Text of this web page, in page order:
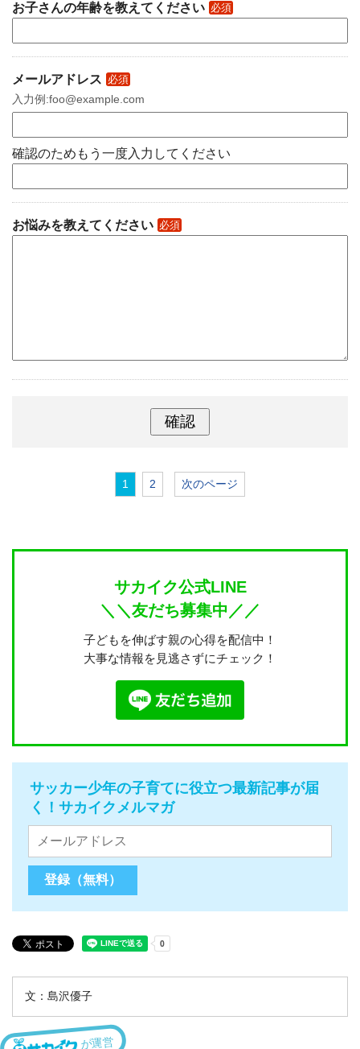
お子さんの年齢を教えてください 必須
メールアドレス 必須
入力例:foo@example.com
確認のためもう一度入力してください
お悩みを教えてください 必須
1 2 次のページ
サカイク公式LINE
＼＼友だち募集中／／
子どもを伸ばす親の心得を配信中！
大事な情報を見逃さずにチェック！
サッカー少年の子育てに役立つ最新記事が届
く！サカイクメルマガ
文：島沢優子
が運営